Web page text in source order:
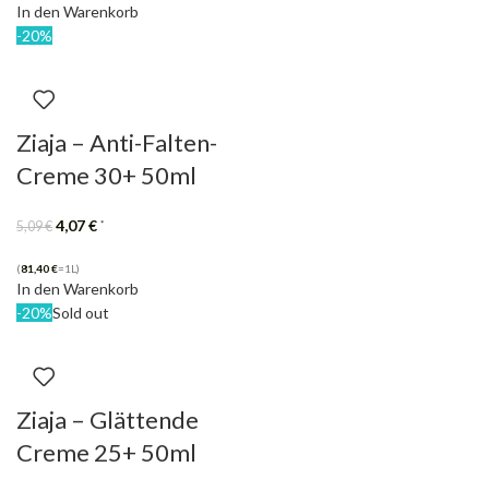
In den Warenkorb
-20%
Ziaja – Anti-Falten-
Creme 30+ 50ml
5,09€ 4,07€ *
(81,40€=1L)
In den Warenkorb
-20%Sold out
Ziaja – Glättende
Creme 25+ 50ml